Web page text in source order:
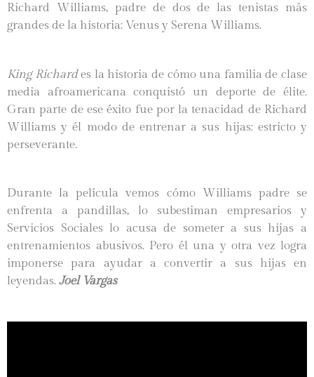
Richard Williams, padre de dos de las tenistas más
grandes de la historia: Venus y Serena Williams.
King Richardes la historia de cómo una familia de clase
media afroamericana conquistó un deporte de élite.
Gran parte de ese éxito fue por la tenacidad de Richard
Williams y él modo de entrenar a sus hijas: estricto y
perseverante.
Durante la película vemos cómo Williams padre se
enfrenta a pandillas, lo subestiman empresarios y
Servicios Sociales lo acusa de someter a sus hijas a
entrenamientos abusivos. Pero él una y otra vez logra
imponerse para ayudar a convertir a sus hijas en
leyendas. Joel Vargas